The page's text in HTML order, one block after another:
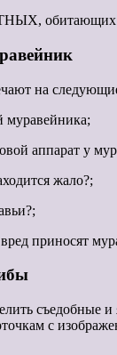
обитающих
на
муравейника;
аппарат у
жало?;
приносят
съедобные
с